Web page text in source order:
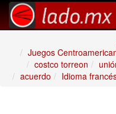
Juegos
costco torreon
acuerdo
Idioma